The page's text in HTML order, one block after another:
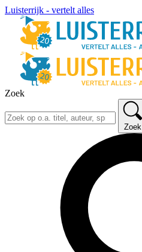
Luisterrijk - vertelt alles
Zoek
Zoek